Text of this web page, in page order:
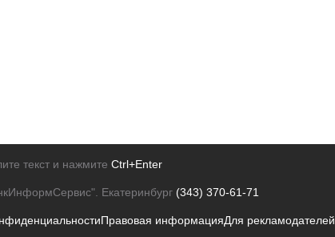
текст и нажмите Ctrl+Enter
Екатеринбург (343) 370-61-71
Правовая информацияДля рекламодателей